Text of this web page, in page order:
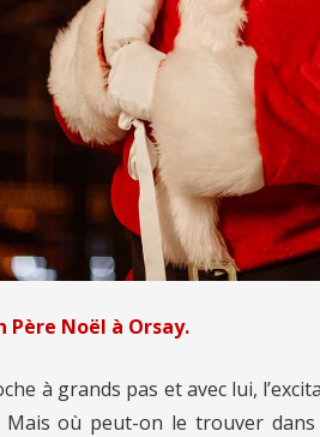
Père Noël à Orsay.
à grands pas et avec lui,
Mais où peut-on le trouver